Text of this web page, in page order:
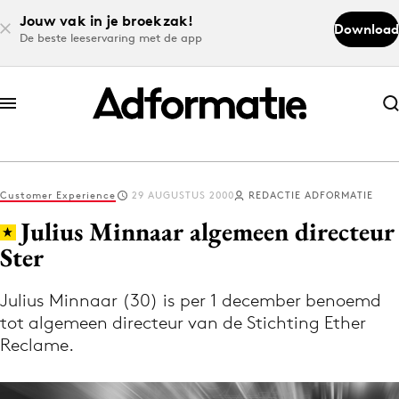
Jouw vak in je broekzak!
De beste leeservaring met de app
Download
Abonneer nu
Abonneer nu
Log in
Volg het laatste nieuws via de Adformatie
Nieuws app
Customer Experience 29 AUGUSTUS 2000 REDACTIE ADFORMATIE
Julius Minnaar algemeen directeur
Ster
Julius Minnaar (30) is per 1 december benoemd
tot algemeen directeur van de Stichting Ether
Reclame.